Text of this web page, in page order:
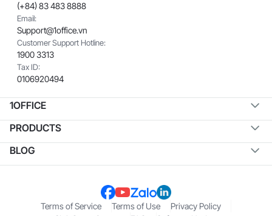
(+84) 83 483 8888
Email:
Support@1office.vn
Customer Support Hotline:
1900 3313
Tax ID:
0106920494
1OFFICE
PRODUCTS
BLOG
Terms of Service Terms of Use
Privacy Policy